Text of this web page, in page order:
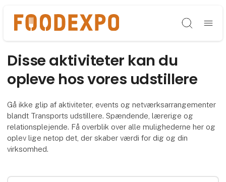
Søg
Disse aktiviteter kan du
opleve hos vores udstillere
Gå ikke glip af aktiviteter, events og netværksarrangementer
blandt Transports udstillere. Spændende, lærerige og
relationsplejende. Få overblik over alle mulighederne her og
oplev lige netop det, der skaber værdi for dig og din
virksomhed.